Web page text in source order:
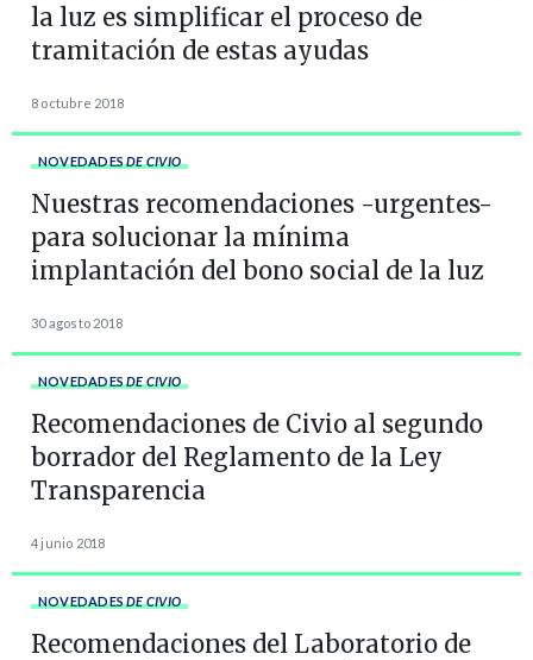
la luz es simplificar el proceso de
tramitación de estas ayudas
8 octubre 2018
NOVEDADES DE CIVIO
Nuestras recomendaciones -urgentes-
para solucionar la mínima
implantación del bono social de la luz
30 agosto 2018
NOVEDADES DE CIVIO
Recomendaciones de Civio al segundo
borrador del Reglamento de la Ley
Transparencia
4 junio 2018
NOVEDADES DE CIVIO
Recomendaciones del Laboratorio de